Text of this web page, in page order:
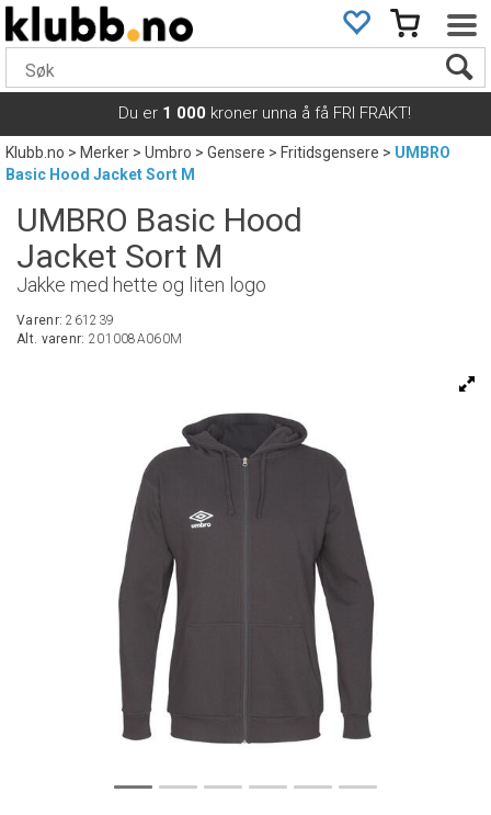
Du er 1 000 kroner unna å få FRI FRAKT!
Klubb.no>Merker>Umbro>Gensere>Fritidsgensere>UMBRO
Basic Hood Jacket Sort M
UMBRO Basic Hood
Jacket Sort M
Jakke med hette og liten logo
Varenr:261239
Alt. varenr: 201008A060M